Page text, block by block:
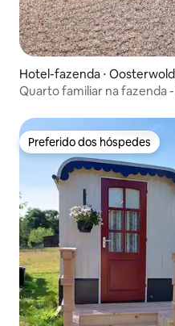
Hotel-fazenda ⋅
Quarto familiar na fazenda
Preferido dos hóspedes
Preferido dos hóspedes